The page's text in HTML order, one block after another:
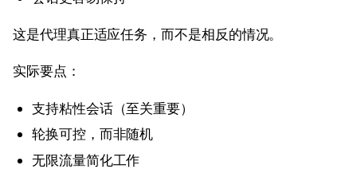
这是代理真正适应任务，而不是相反的情况。
实际要点：
支持粘性会话（至关重要）
轮换可控，而非随机
无限流量简化工作